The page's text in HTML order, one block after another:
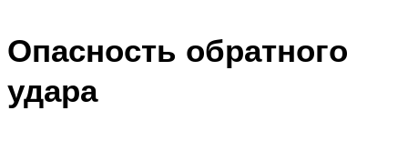
Опасность обратного
удара